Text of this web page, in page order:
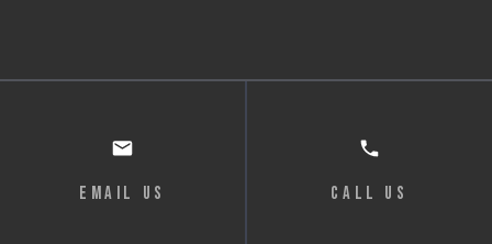
email us Call us